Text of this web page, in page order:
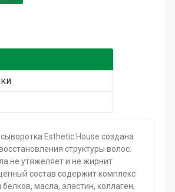
Esthetic House создана
структуры волос.
не утяжеляет и не жирнит
состав содержит комплекс
масла, эластин, коллаген,